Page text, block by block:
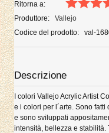
Ritorna a:
Produttore:
Vallejo
Codice del prodotto:
val-
Descrizione
I colori Vallejo Acrylic Artist
e i colori per l´arte. Sono
e sono sviluppati
intensità, bellezza e stabilità.